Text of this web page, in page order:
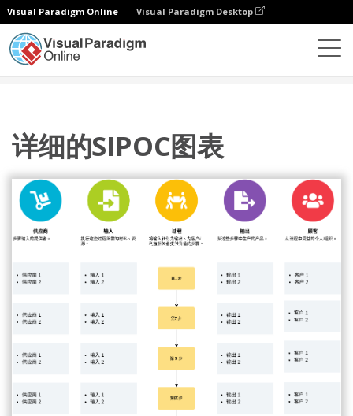
Visual Paradigm Online Visual Paradigm Desktop
详细的SIPOC图表